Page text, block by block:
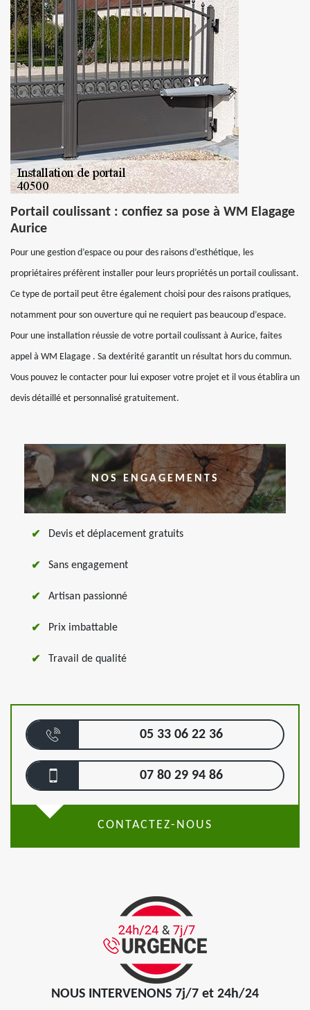
Portail coulissant : confiez sa pose à WM Elagage
Aurice
Pour une gestion d’espace ou pour des raisons d’esthétique, les
propriétaires préfèrent installer pour leurs propriétés un portail coulissant.
Ce type de portail peut être également choisi pour des raisons pratiques,
notamment pour son ouverture qui ne requiert pas beaucoup d’espace.
Pour une installation réussie de votre portail coulissant à Aurice, faites
appel à WM Elagage . Sa dextérité garantit un résultat hors du commun.
Vous pouvez le contacter pour lui exposer votre projet et il vous établira un
devis détaillé et personnalisé gratuitement.
NOS ENGAGEMENTS
Devis et déplacement gratuits
Sans engagement
Artisan passionné
Prix imbattable
Travail de qualité
05 33 06 22 36
07 80 29 94 86
CONTACTEZ-NOUS
NOUS INTERVENONS 7j/7 et 24h/24